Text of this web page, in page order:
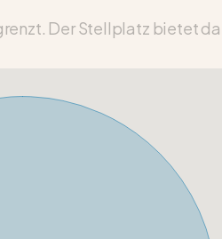
Der Stellplatz bietet